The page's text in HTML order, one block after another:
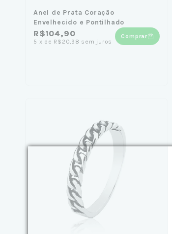
Anel de Prata Coração
Envelhecido e Pontilhado
R$104,90
5 x de R$20,98 sem juros
Comprar